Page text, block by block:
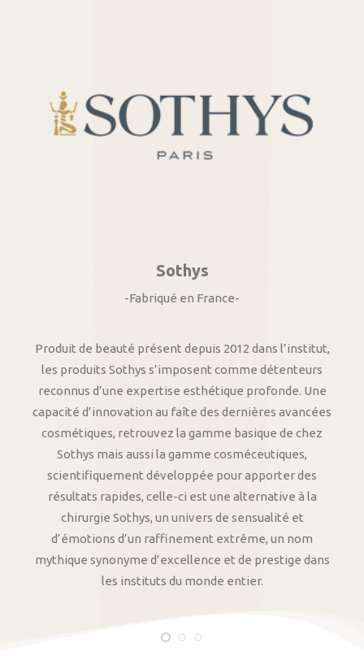
Sothys
-Fabriqué en France-
Produit de beauté présent depuis 2012 dans l’institut,
les produits Sothys s’imposent comme détenteurs
reconnus d’une expertise esthétique profonde. Une
capacité d’innovation au faîte des dernières avancées
cosmétiques, retrouvez la gamme basique de chez
Sothys mais aussi la gamme cosméceutiques,
scientifiquement développée pour apporter des
résultats rapides, celle-ci est une alternative à la
chirurgie Sothys, un univers de sensualité et
d’émotions d’un raffinement extrême, un nom
mythique synonyme d’excellence et de prestige dans
les instituts du monde entier.